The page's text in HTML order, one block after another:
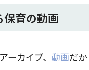
保育の動画
カイブ、 動画だ